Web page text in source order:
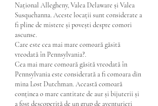
Național Allegheny, Valea Delaware și Valea
Susquehanna. Aceste locații sunt considerate a
fi pline de mistere și povești despre comori
ascunse.
Care este cea mai mare comoară găsită
vreodată în Pennsylvania?.
Cea mai mare comoară găsită vreodată în
Pennsylvania este considerată a fi comoara din
mina Lost Dutchman. Această comoară
conținea o mare cantitate de aur și bijuterii și
a fost descoperită de un grup de aventurieri